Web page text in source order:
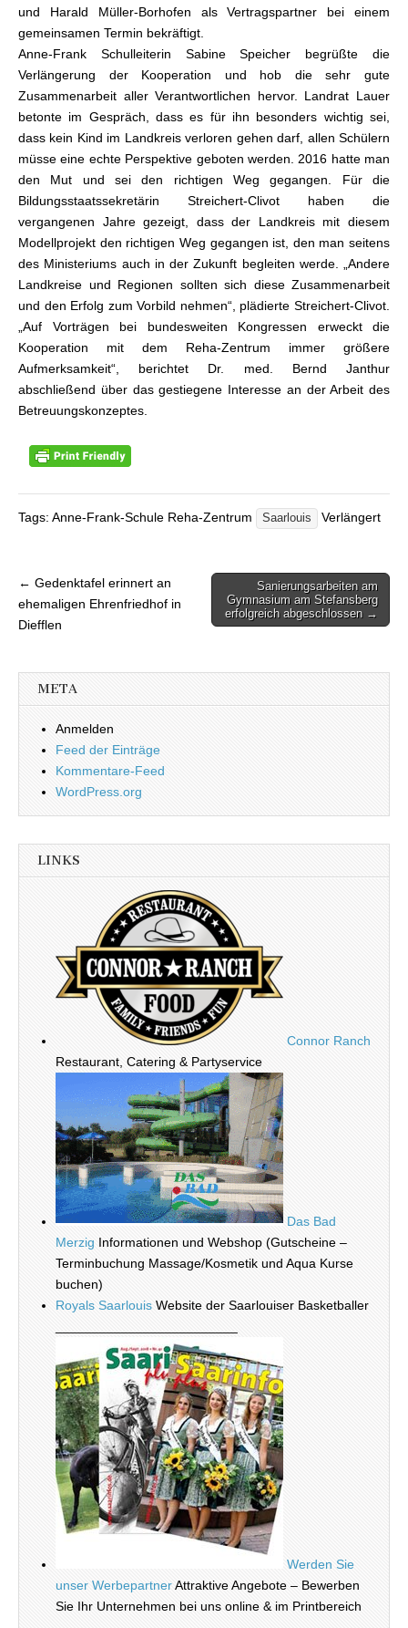
und Harald Müller-Borhofen als Vertragspartner bei einem
gemeinsamen Termin bekräftigt.
Anne-Frank Schulleiterin Sabine Speicher begrüßte die
Verlängerung der Kooperation und hob die sehr gute
Zusammenarbeit aller Verantwortlichen hervor. Landrat Lauer
betonte im Gespräch, dass es für ihn besonders wichtig sei,
dass kein Kind im Landkreis verloren gehen darf, allen Schülern
müsse eine echte Perspektive geboten werden. 2016 hatte man
den Mut und sei den richtigen Weg gegangen. Für die
Bildungsstaatssekretärin Streichert-Clivot haben die
vergangenen Jahre gezeigt, dass der Landkreis mit diesem
Modellprojekt den richtigen Weg gegangen ist, den man seitens
des Ministeriums auch in der Zukunft begleiten werde. „Andere
Landkreise und Regionen sollten sich diese Zusammenarbeit
und den Erfolg zum Vorbild nehmen“, plädierte Streichert-Clivot.
„Auf Vorträgen bei bundesweiten Kongressen erweckt die
Kooperation mit dem Reha-Zentrum immer größere
Aufmerksamkeit“, berichtet Dr. med. Bernd Janthur
abschließend über das gestiegene Interesse an der Arbeit des
Betreuungskonzeptes.
Tags: Anne-Frank-Schule Reha-Zentrum Saarlouis Verlängert
Beitragsnavigation
← Gedenktafel erinnert an
ehemaligen Ehrenfriedhof in
Diefflen
Sanierungsarbeiten am
Gymnasium am Stefansberg
erfolgreich abgeschlossen →
META
Anmelden
Feed der Einträge
Kommentare-Feed
WordPress.org
LINKS
Connor Ranch
Restaurant, Catering & Partyservice
Das Bad
Merzig Informationen und Webshop (Gutscheine –
Terminbuchung Massage/Kosmetik und Aqua Kurse
buchen)
Royals Saarlouis Website der Saarlouiser Basketballer
Werden Sie
unser WerbepartnerAttraktive Angebote – Bewerben
Sie Ihr Unternehmen bei uns online & im Printbereich